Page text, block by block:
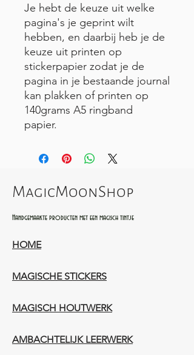
Je hebt de keuze uit welke
pagina's je geprint wilt
hebben, en daarbij heb je de
keuze uit printen op
stickerpapier zodat je de
pagina in je bestaande journal
kan plakken of printen op
140grams A5 ringband
papier.
MagicMoonShop
Handgemaakte producten met een magisch tintje
HOME
MAGISCHE STICKERS
MAGISCH HOUTWERK
AMBACHTELIJK LEERWERK​